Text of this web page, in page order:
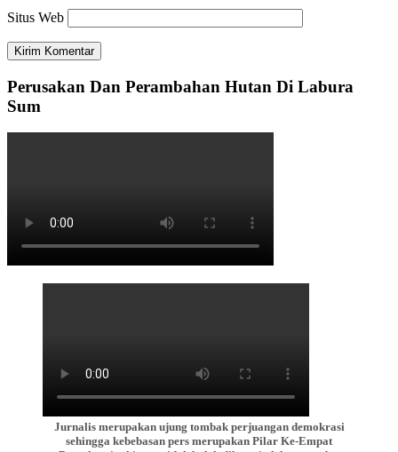
Situs Web
Perusakan Dan Perambahan Hutan Di Labura
Sum
Jurnalis merupakan ujung tombak perjuangan demokrasi
sehingga kebebasan pers merupakan Pilar Ke-Empat